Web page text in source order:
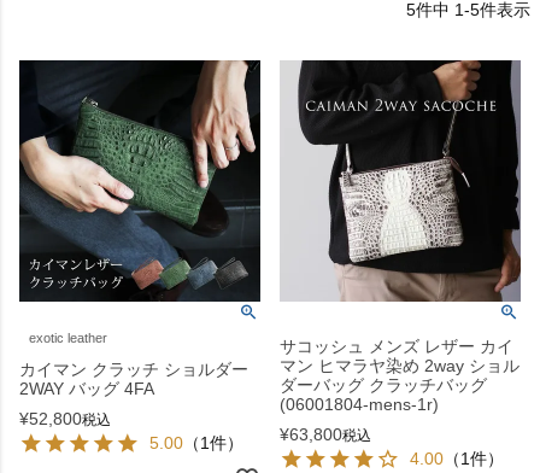
5件中 1-5件表示
exotic leather
カイマン クラッチ ショルダー
2WAY バッグ 4FA
¥52,800税込
5.00 （1件）
サコッシュ メンズ レザー カイ
マン ヒマラヤ染め 2way ショル
ダーバッグ クラッチバッグ
(06001804-mens-1r)
¥63,800税込
4.00 （1件）